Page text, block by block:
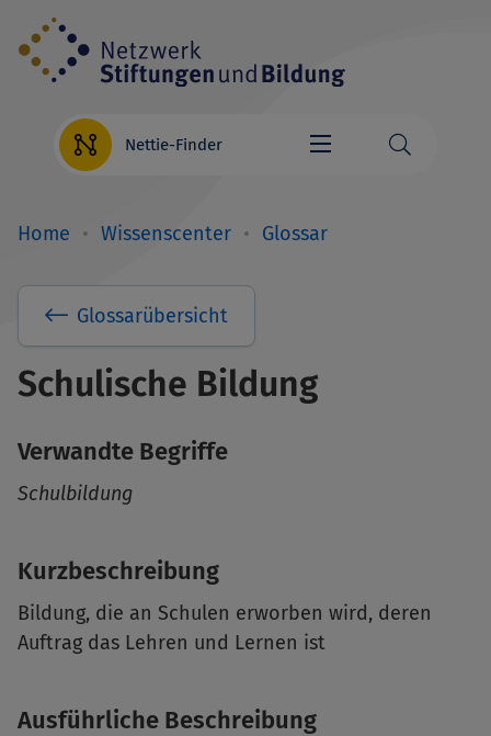
Direkt
zum
Inhalt
Nettie-Finder
Home Wissenscenter Glossar
Glossarübersicht
Schulische Bildung
Verwandte Begriffe
Schulbildung
Kurzbeschreibung
Bildung, die an Schulen erworben wird, deren
Auftrag das Lehren und Lernen ist
Ausführliche Beschreibung